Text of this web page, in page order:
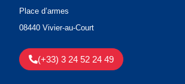
Place d’armes
08440 Vivier-au-Court
(+33) 3 24 52 24 49